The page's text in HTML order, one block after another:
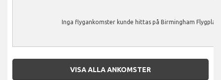
Inga flygankomster kunde hittas på Birmingham
VISA ALLA ANKOMSTER